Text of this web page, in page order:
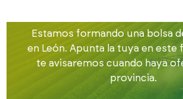
Estamos formando una bolsa
en León. Apunta la tuya en este
te avisaremos cuando haya
provincia.